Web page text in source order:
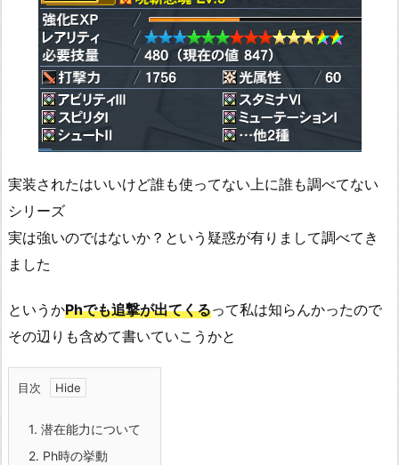
実装されたはいいけど誰も使ってない上に誰も調べてない
シリーズ
実は強いのではないか？という疑惑が有りまして調べてき
ました
というかPhでも追撃が出てくるって私は知らんかったので
その辺りも含めて書いていこうかと
目次
1. 潜在能力について
2. Ph時の挙動